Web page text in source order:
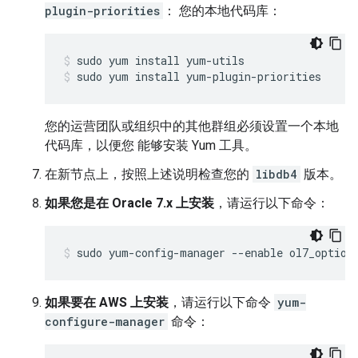
plugin-priorities ： 您的本地代码库：
sudo yum install yum-plugin-priorities
您的运营团队或组织中的其他群组必须设置一个本地
代码库，以便您 能够安装 Yum 工具。
在新节点上，按照上述说明检查您的 libdb4 版本。
如果您是在 Oracle 7.x 上安装 ，请运行以下命令：
sudo yum-config-manager --enable
如果要在 AWS 上安装 ，请运行以下命令 yum-
configure-manager 命令：